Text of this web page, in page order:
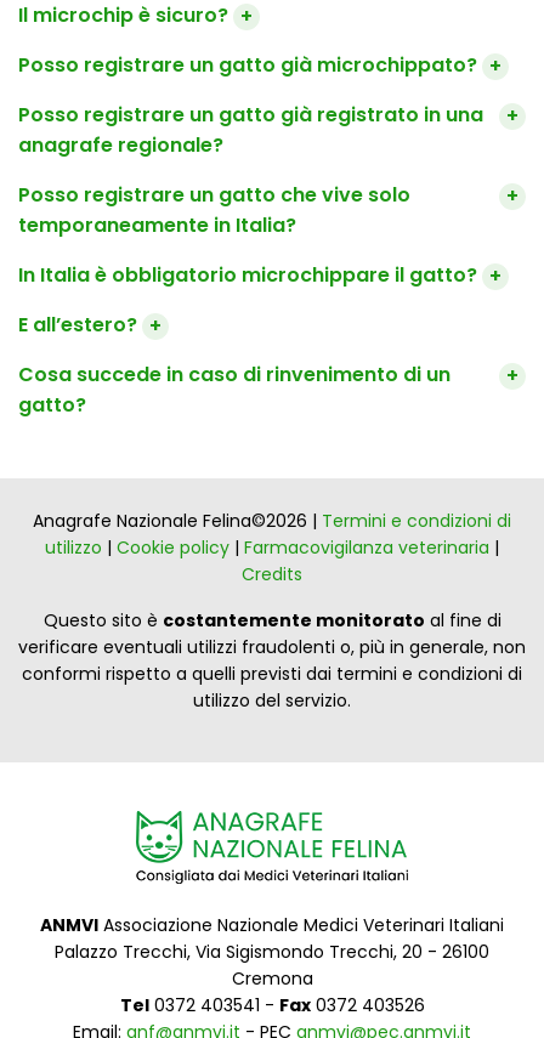
Il microchip è sicuro? +
Posso registrare un gatto già microchippato? +
Posso registrare un gatto già registrato in una
anagrafe regionale?
+
Posso registrare un gatto che vive solo
temporaneamente in Italia?
+
In Italia è obbligatorio microchippare il gatto? +
E all’estero? +
Cosa succede in caso di rinvenimento di un
gatto?
+
Anagrafe Nazionale Felina©2026 | Termini e condizioni di
utilizzo | Cookie policy | Farmacovigilanza veterinaria |
Credits
Questo sito è costantemente monitorato al fine di
verificare eventuali utilizzi fraudolenti o, più in generale, non
conformi rispetto a quelli previsti dai termini e condizioni di
utilizzo del servizio.
ANMVI Associazione Nazionale Medici Veterinari Italiani
Palazzo Trecchi, Via Sigismondo Trecchi, 20 - 26100
Cremona
Tel0372 403541 - Fax0372 403526
Email: anf@anmvi.it - PEC anmvi@pec.anmvi.it